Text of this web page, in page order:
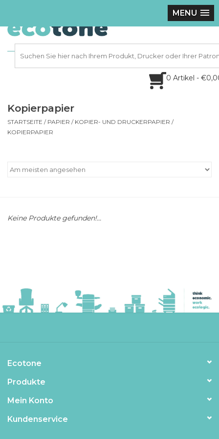
MENU
0 Artikel -
Kopierpapier
STARTSEITE / PAPIER / KOPIER- UND DRUCKERPAPIER /
KOPIERPAPIER
Keine Produkte gefunden!...
Ecotone
Produkte
Mein Konto
Kundenservice